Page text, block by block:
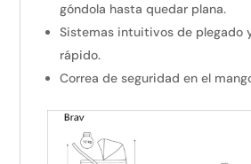
góndola hasta quedar plana.
Sistemas intuitivos de plegado
rápido.
Correa de seguridad en el